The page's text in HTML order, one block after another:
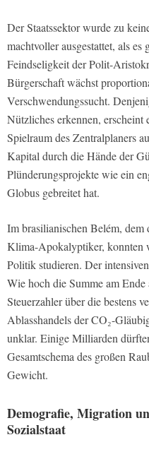
Der Staatssektor wurde zu
machtvoller ausgestattet, als
Feindseligkeit der Polit-
Bürgerschaft wächst
Verschwendungssucht.
Nützliches erkennen, erscheint
Spielraum des Zentralplaners
Kapital durch die Hände der
Plünderungsprojekte wie ein
Globus gebreitet hat.
Im brasilianischen Belém,
Klima-Apokalyptiker, konnten
Politik studieren. Der
Wie hoch die Summe am
Steuerzahler über die bestens
Ablasshandels der CO₂-
unklar. Einige Milliarden
Gesamtschema des großen
Gewicht.
Demografie, Migration
Sozialstaat